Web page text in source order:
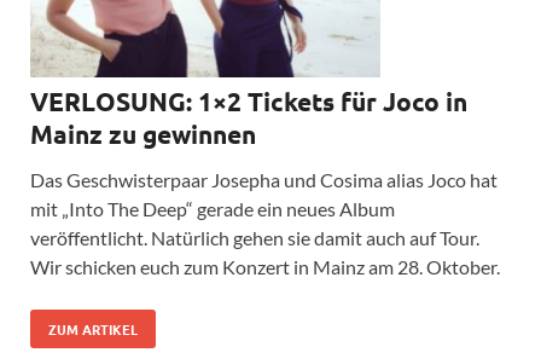
VERLOSUNG: 1×2 Tickets für Joco in
Mainz zu gewinnen
Das Geschwisterpaar Josepha und Cosima alias Joco hat
mit „Into The Deep“ gerade ein neues Album
veröffentlicht. Natürlich gehen sie damit auch auf Tour.
Wir schicken euch zum Konzert in Mainz am 28. Oktober.
ZUM ARTIKEL